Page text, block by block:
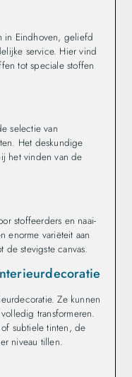
in Eindhoven, geliefd
service. Hier vind
tot speciale stoffen
selectie van
Het deskundige
het vinden van de
stoffeerders en naai-
enorme variëteit aan
de stevigste canvas.
Ze kunnen
transformeren.
subtiele tinten, de
niveau tillen.